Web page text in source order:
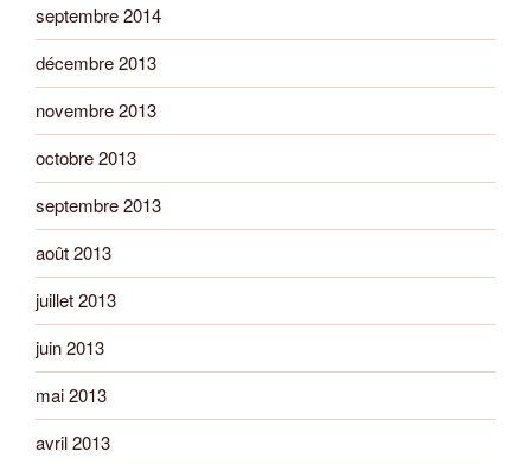
septembre 2014
décembre 2013
novembre 2013
octobre 2013
septembre 2013
août 2013
juillet 2013
juin 2013
mai 2013
avril 2013